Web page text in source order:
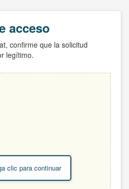
acceso
confirme que la solicitud
legítimo.
clic para continuar